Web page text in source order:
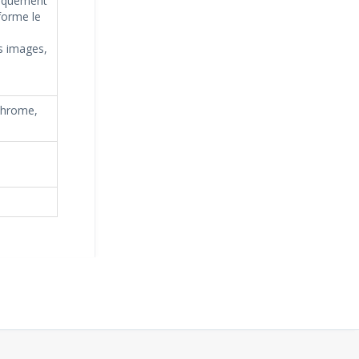
le
images,